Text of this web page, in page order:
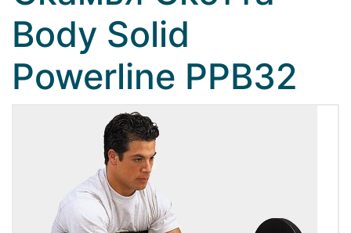
Body Solid
Powerline PPB32